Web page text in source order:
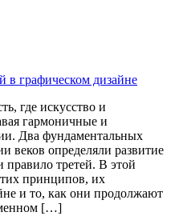
в графическом дизайне
где искусство и
гармоничные и
Два фундаментальных
веков определяли развитие
правило третей. В этой
принципов, их
и то, как они продолжают
[…]